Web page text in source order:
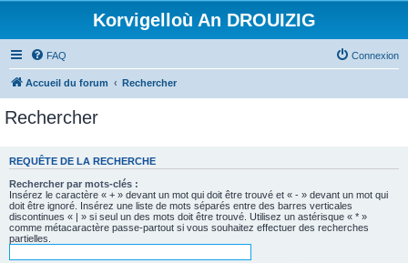
Korvigelloù An DROUIZIG
FAQ Connexion
Accueil du forum Rechercher
Rechercher
REQUÊTE DE LA RECHERCHE
Rechercher par mots-clés :
Insérez le caractère « + » devant un mot qui doit être trouvé et « - » devant un mot qui
doit être ignoré. Insérez une liste de mots séparés entre des barres verticales
discontinues « | » si seul un des mots doit être trouvé. Utilisez un astérisque « * »
comme métacaractère passe-partout si vous souhaitez effectuer des recherches
partielles.